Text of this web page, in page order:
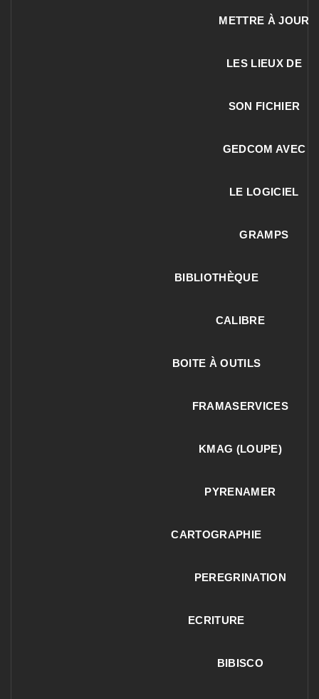
METTRE À JOUR
LES LIEUX DE
SON FICHIER
GEDCOM AVEC
LE LOGICIEL
GRAMPS
BIBLIOTHÈQUE
CALIBRE
BOITE À OUTILS
FRAMASERVICES
KMAG (LOUPE)
PYRENAMER
CARTOGRAPHIE
PEREGRINATION
ECRITURE
BIBISCO